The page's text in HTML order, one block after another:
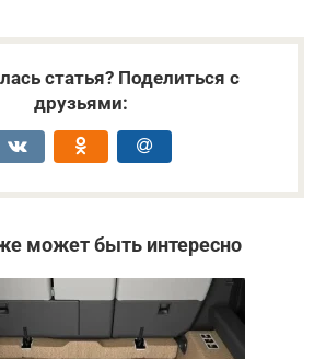
статья? Поделиться с
друзьями:
может быть интересно